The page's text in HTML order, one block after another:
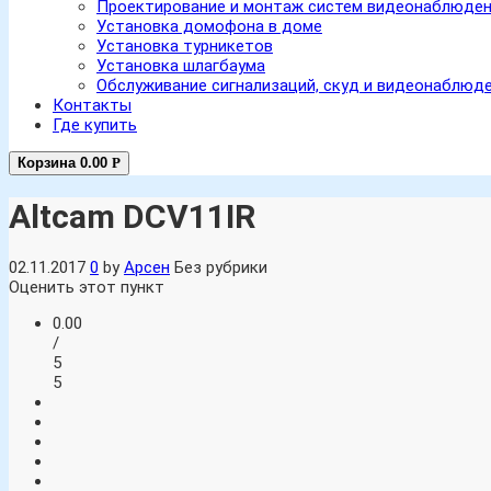
Проектирование и монтаж систем
Установка домофона в доме
Установка турникетов
Установка шлагбаума
Обслуживание сигнализаций, скуд и
Контакты
Где купить
Корзина 0.00 Р
Altcam DCV11IR
02.11.2017 0 byАрсен Без рубрики
Оценить этот пункт
0.00
/
5
5